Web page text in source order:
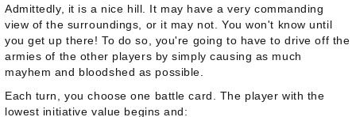
Admittedly, it is a nice hill. It may have a very commanding
view of the surroundings, or it may not. You won't know until
you get up there! To do so, you're going to have to drive off the
armies of the other players by simply causing as much
mayhem and bloodshed as possible.
Each turn, you choose one battle card. The player with the
lowest initiative value begins and: